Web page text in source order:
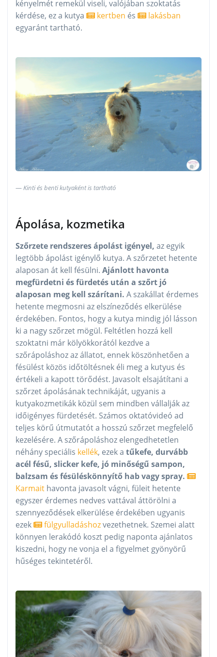
kényelmét remekül viseli, valójában szoktatás
kérdése, ez a kutya
kertben és
lakásban
egyaránt tartható.
Kinti és benti kutyaként is tartható
Ápolása, kozmetika
Szőrzete rendszeres ápolást igényel, az egyik
legtöbb ápolást igénylő kutya. A szőrzetet hetente
alaposan át kell fésülni. Ajánlott havonta
megfürdetni és fürdetés után a szőrt jó
alaposan meg kell szárítani. A szakállat érdemes
hetente megmosni az elszíneződés elkerülése
érdekében. Fontos, hogy a kutya mindig jól lásson
ki a nagy szőrzet mögül. Feltétlen hozzá kell
szoktatni már kölyökkorától kezdve a
szőrápoláshoz az állatot, ennek köszönhetően a
fésülést közös időtöltésnek éli meg a kutyus és
értékeli a kapott törődést. Javasolt elsajátítani a
szőrzet ápolásának technikáját, ugyanis a
kutyakozmetikák közül sem mindben vállalják az
időigényes fürdetését. Számos oktatóvideó ad
teljes körű útmutatót a hosszú szőrzet megfelelő
kezelésére. A szőrápoláshoz elengedhetetlen
néhány speciális kellék, ezek a tűkefe, durvább
acél fésű, slicker kefe, jó minőségű sampon,
balzsam és fésüléskönnyítő hab vagy spray.
Karmait havonta javasolt vágni, füleit hetente
egyszer érdemes nedves vattával áttörölni a
szennyeződések elkerülése érdekében ugyanis
ezek
fülgyulladáshozvezethetnek. Szemei alatt
könnyen lerakódó koszt pedig naponta ajánlatos
kiszedni, hogy ne vonja el a figyelmet gyönyörű
hűséges tekintetéről.